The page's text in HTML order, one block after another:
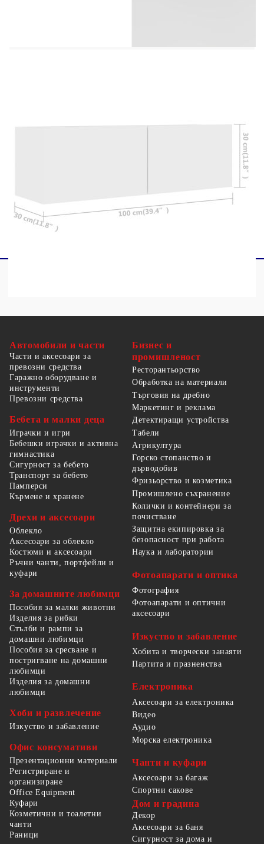
Автомобили и части
Части и аксесоари за
превозни средства
Гаражно оборудване и
инструменти
Превозни средства
Бебета и малки деца
Играчки и игри
Бебешки играчки и активна
гимнастика
Сигурност за бебето
Транспорт за бебето
Памперси
Кърмене и хранене
Дрехи и аксесоари
Облекло
Аксесоари за облекло
Костюми и аксесоари
Ръчни чанти, портфейли и
куфари
За домашните любимци
Пособия за малки животни
Изделия за рибки
Стълби и рампи за
домашни любимци
Пособия за сресване и
постригване на домашни
любимци
Изделия за домашни
любимци
Хоби и развлечение
Изкуство и забавление
Офис консумативи
Презентационни материали
Регистриране и
организиране
Office Equipment
Бизнес и
промишленост
Ресторантьорство
Обработка на материали
Търговия на дребно
Маркетинг и реклама
Детектиращи устройства
Табели
Агрикултура
Горско стопанство и
дърводобив
Фризьорство и козметика
Промишлено съхранение
Колички и контейнери за
почистване
Защитна екипировка за
безопасност при работа
Наука и лаборатории
Фотоапарати и оптика
Фотография
Фотоапарати и оптични
аксесоари
Изкуство и забавление
Хобита и творчески занаяти
Партита и празненства
Електроника
Аксесоари за електроника
Видео
Аудио
Морска електроника
Чанти и куфари
Аксесоари за багаж
Спортни сакове
Куфари
Козметични и тоалетни
чанти
Раници
Дом и градина
Декор
Аксесоари за баня
Сигурност за дома и